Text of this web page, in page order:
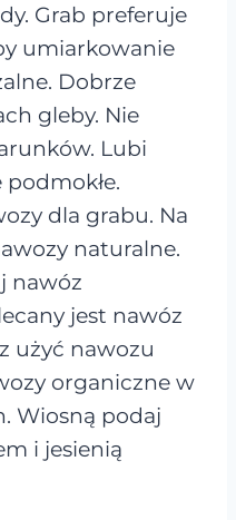
Grab preferuje
umiarkowanie
Dobrze
gleby. Nie
Lubi
dla grabu. Na
naturalne.
nawóz
jest nawóz
użyć nawozu
organiczne w
Wiosną podaj
i jesienią